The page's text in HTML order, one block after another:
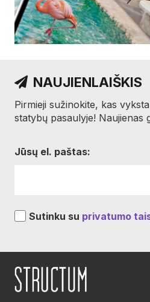
NAUJIENLAIŠKIS
Pirmieji sužinokite, kas
statybų pasaulyje! Naujienas
Jūsų el. paštas:
Sutinku su privatumo